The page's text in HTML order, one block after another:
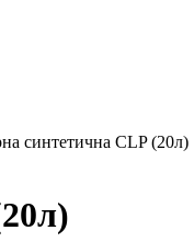
синтетична CLP (20л)